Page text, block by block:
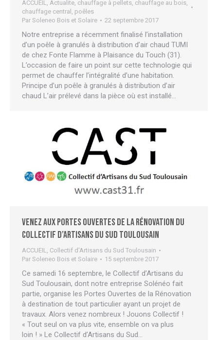
ACCUEIL Actualite chauffage à pellets chauffage au bois
chauffage central
poêles
Par Soleneo Bois et Solaire 22 septembre 2017
Notre entreprise a récemment finalisé l’installation
d’un poêle à granulés à distribution d’air chaud TUMI
de chez Fonte Flamme à Plaisance du Touch (31).
L’occasion de faire un point sur cette technologie qui
permet de chauffer l’intégralité d’une habitation.
Principe d’un poêle à granulés à distribution d’air
chaud L’air prélevé dans la pièce où est installé…
Venez aux Portes Ouvertes de la Rénovation du
Collectif d’Artisans du Sud Toulousain
ACCUEIL, Collectif d'Artisans du Sud Toulousain
Par Soleneo Bois et Solaire 15 septembre 2017
Ce samedi 16 septembre, le Collectif d’Artisans du
Sud Toulousain, dont notre entreprise Solénéo fait
partie, organise les Portes Ouvertes de la Rénovation
à destination de tout particulier ayant un projet de
travaux. Alors venez nombreux ! Jouons Collectif !
« Tout seul on va plus vite, ensemble on va plus
loin ! » Le Collectif d’Artisans du Sud…